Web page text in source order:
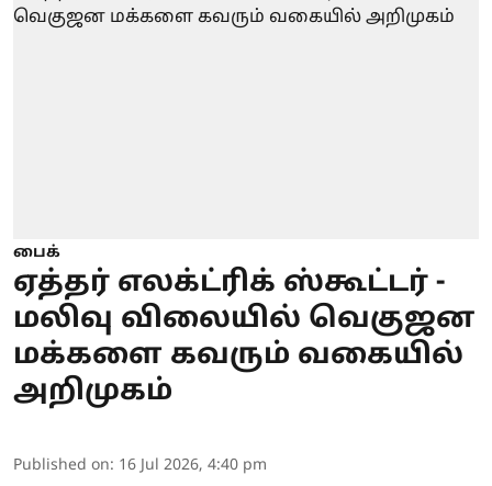
பைக்
ஏத்தர் எலக்ட்ரிக் ஸ்கூட்டர் -
மலிவு விலையில் வெகுஜன
மக்களை கவரும் வகையில்
அறிமுகம்
Published on: 16 Jul 2026, 4:40 pm